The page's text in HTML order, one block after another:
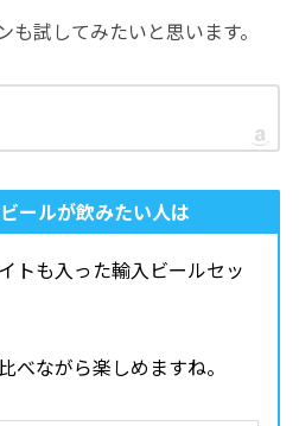
試してみたいと思います。
ールが飲みたい人は
トも入った輸入ビールセッ
べながら楽しめますね。